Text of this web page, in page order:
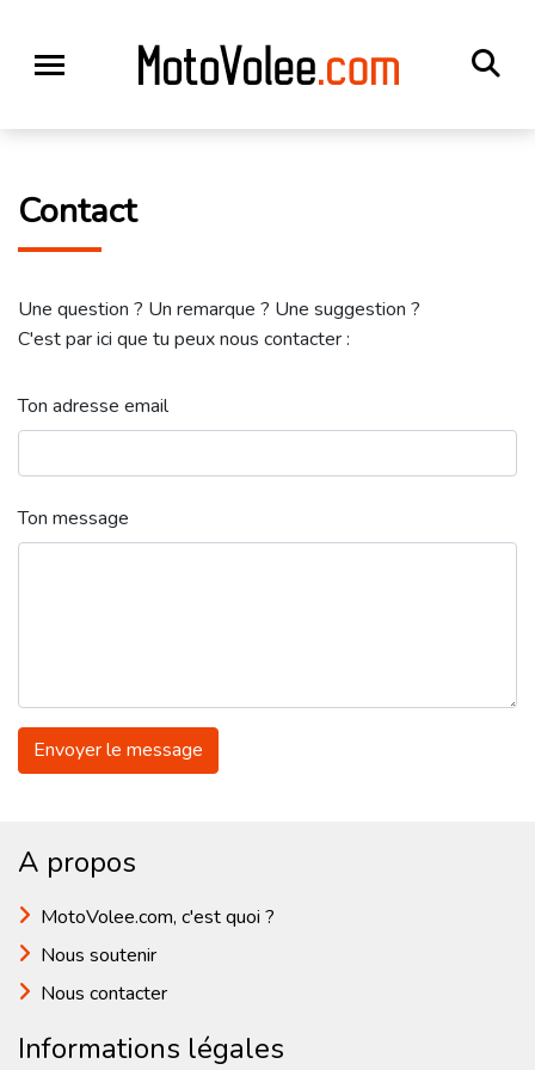
Contact
Une question ? Un remarque ? Une suggestion ?
C'est par ici que tu peux nous contacter :
Ton adresse email
Ton message
Envoyer le message
A propos
MotoVolee.com, c'est quoi ?
Nous soutenir
Nous contacter
Informations légales